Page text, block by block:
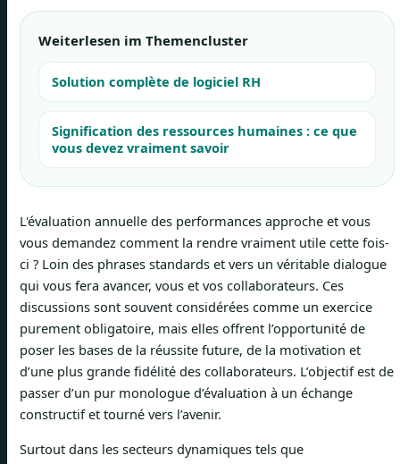
Weiterlesen im Themencluster
Solution complète de logiciel RH
Signification des ressources humaines : ce que
vous devez vraiment savoir
L'évaluation annuelle des performances approche et vous
vous demandez comment la rendre vraiment utile cette fois-
ci ? Loin des phrases standards et vers un véritable dialogue
qui vous fera avancer, vous et vos collaborateurs. Ces
discussions sont souvent considérées comme un exercice
purement obligatoire, mais elles offrent l’opportunité de
poser les bases de la réussite future, de la motivation et
d’une plus grande fidélité des collaborateurs. L’objectif est de
passer d’un pur monologue d’évaluation à un échange
constructif et tourné vers l’avenir.
Surtout dans les secteurs dynamiques tels que